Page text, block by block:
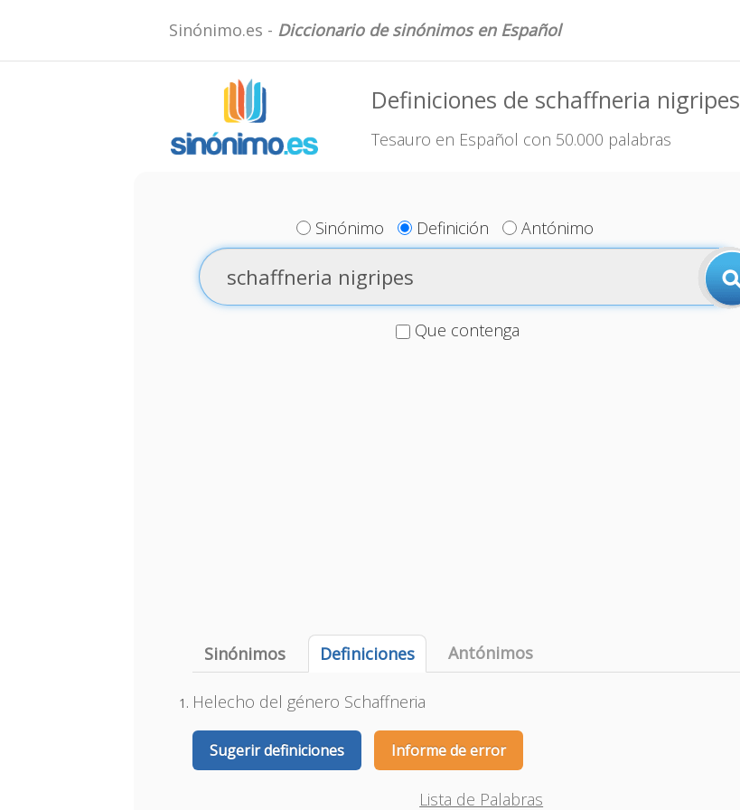
Sinónimo.es - Diccionario de sinónimos en Español
Definiciones de schaffneria nigripes
Tesauro en Español con 50.000 palabras
Sinónimo Definición Antónimo
Que contenga
Sinónimos Definiciones Antónimos
Helecho del género Schaffneria
Sugerir definiciones Informe de error
Lista de Palabras